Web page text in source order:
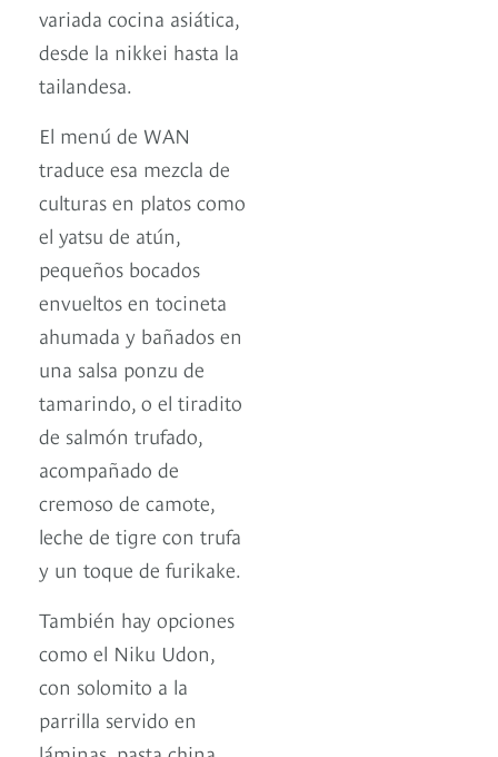
variada cocina asiática,
desde la nikkei hasta la
tailandesa.
El menú de WAN
traduce esa mezcla de
culturas en platos como
el yatsu de atún,
pequeños bocados
envueltos en tocineta
ahumada y bañados en
una salsa ponzu de
tamarindo, o el tiradito
de salmón trufado,
acompañado de
cremoso de camote,
leche de tigre con trufa
y un toque de furikake.
También hay opciones
como el Niku Udon,
con solomito a la
parrilla servido en